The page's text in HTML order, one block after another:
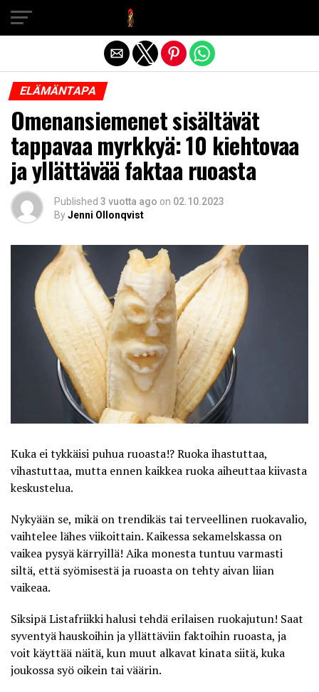
ELÄMÄNTAPA
Omenansiemenet sisältävät
tappavaa myrkkyä: 10 kiehtovaa
ja yllättävää faktaa ruoasta
Published 3 vuotta ago on 02.10.2023
ByJenni Ollonqvist
Kuka ei tykkäisi puhua ruoasta!? Ruoka ihastuttaa,
vihastuttaa, mutta ennen kaikkea ruoka aiheuttaa kiivasta
keskustelua.
Nykyään se, mikä on trendikäs tai terveellinen ruokavalio,
vaihtelee lähes viikoittain. Kaikessa sekamelskassa on
vaikea pysyä kärryillä! Aika monesta tuntuu varmasti
siltä, että syömisestä ja ruoasta on tehty aivan liian
vaikeaa.
SiksipäListafriikkihalusi tehdä erilaisen ruokajutun! Saat
syventyä hauskoihin ja yllättäviin faktoihin ruoasta, ja
voit käyttää näitä, kun muut alkavat kinata siitä, kuka
joukossa syö oikein tai väärin.
Exit mobile version